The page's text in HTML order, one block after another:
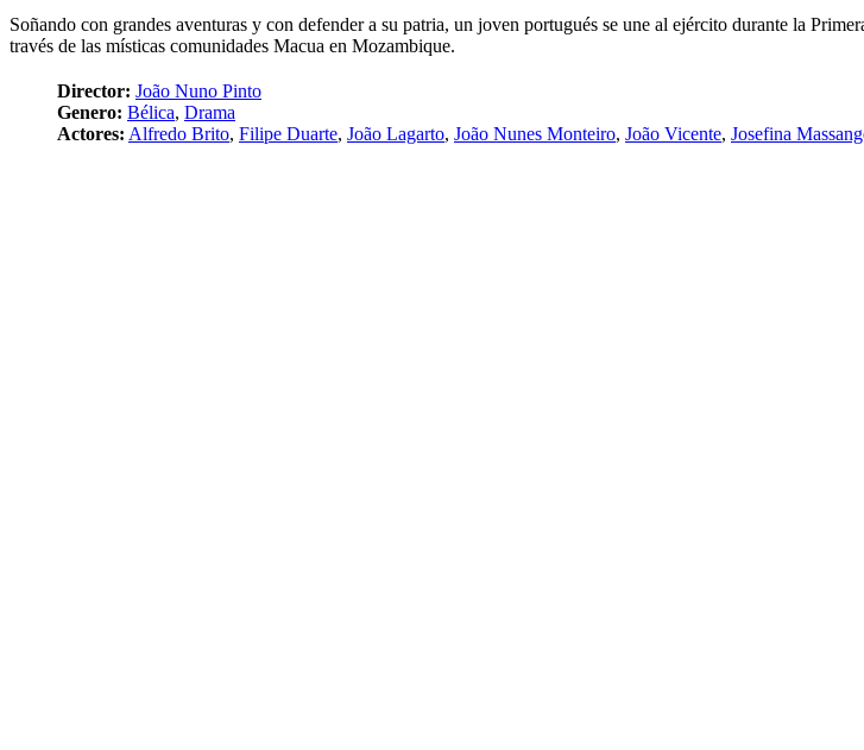
Soñando con grandes aventuras y con defender a su patria, un joven portugués se une al ejército durante la
través de las místicas comunidades Macua en Mozambique.
Director: João Nuno Pinto
Genero: Bélica, Drama
Actores: Alfredo Brito, Filipe Duarte, João Lagarto, João Nunes Monteiro, João Vicente, Josefina